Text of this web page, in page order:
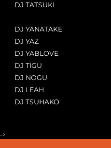
DJ TATSUKI
DJ YANATAKE
DJ YAZ
DJ YABLOVE
DJ TIGU
DJ NOGU
DJ LEAH
DJ TSUHAKO
-->